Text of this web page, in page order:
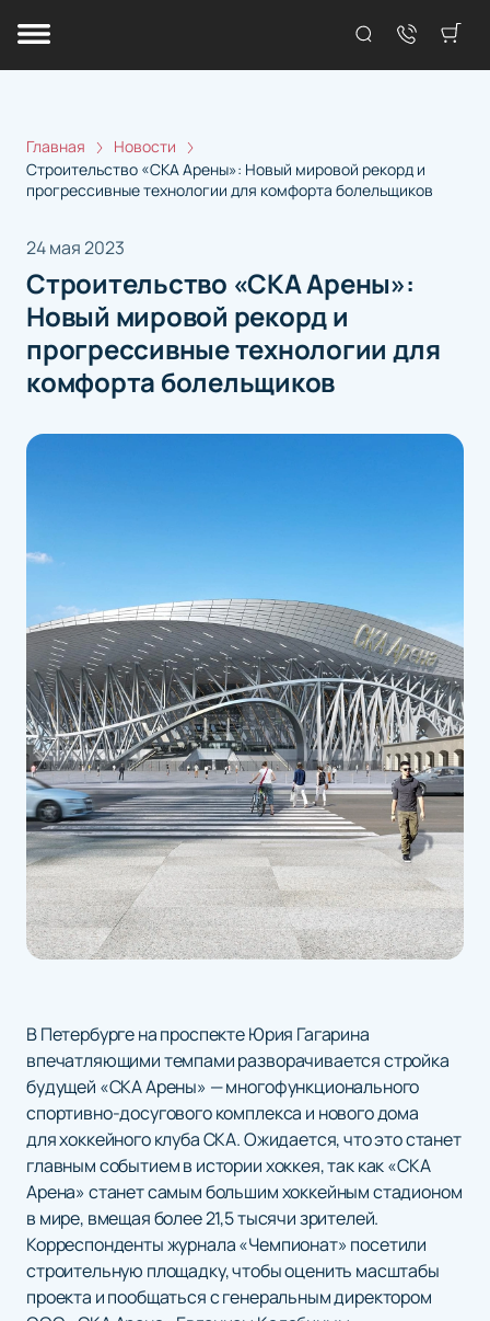
Главная
Новости
Строительство «СКА Арены»: Новый мировой рекорд и
прогрессивные технологии для комфорта болельщиков
24 мая 2023
Строительство «СКА Арены»:
Новый мировой рекорд и
прогрессивные технологии для
комфорта болельщиков
В Петербурге на проспекте Юрия Гагарина
впечатляющими темпами разворачивается стройка
будущей «СКА Арены» — многофункционального
спортивно-досугового комплекса и нового дома
для хоккейного клуба СКА. Ожидается, что это станет
главным событием в истории хоккея, так как «СКА
Арена» станет самым большим хоккейным стадионом
в мире, вмещая более 21,5 тысячи зрителей.
Корреспонденты журнала «Чемпионат» посетили
строительную площадку, чтобы оценить масштабы
проекта и пообщаться с генеральным директором